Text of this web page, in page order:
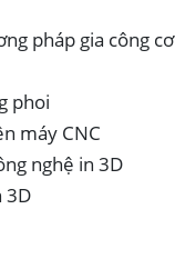
pháp gia công cơ
phoi
máy CNC
nghệ in 3D
3D